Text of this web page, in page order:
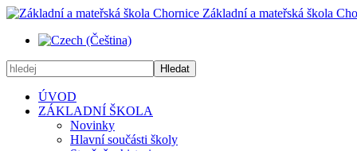
Základní a mateřská škola
Hledat
ÚVOD
ZÁKLADNÍ ŠKOLA
Novinky
Hlavní součásti školy